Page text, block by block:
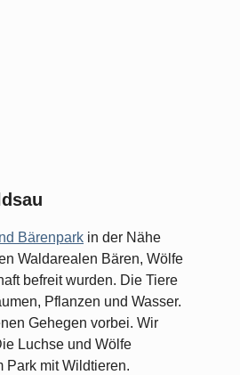
Bärenpark in der Nähe
Waldarealen Bären, Wölfe
befreit wurden. Die Tiere
Pflanzen und Wasser.
Gehegen vorbei. Wir
Luchse und Wölfe
Park mit Wildtieren.